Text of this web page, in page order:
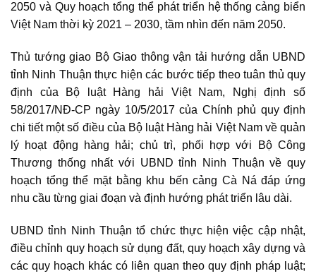
2050 và Quy hoạch tổng thể phát triển hệ thốngcảng biển
Việt Nam thời kỳ 2021 – 2030, tầm nhìn đến năm 2050.
Thủ tướng giao Bộ Giao thông vận tải hướng dẫn UBND
tỉnh Ninh Thuận thực hiện các bước tiếp theo tuân thủ quy
định của Bộ luật Hàng hải Việt Nam, Nghị định số
58/2017/NĐ-CP ngày 10/5/2017 của Chính phủ quy định
chi tiết một số điều của Bộ luật Hàng hải Việt Nam về quản
lý hoạt động hàng hải; chủ trì, phối hợp với Bộ Công
Thương thống nhất với UBND tỉnh Ninh Thuận về quy
hoạch tổng thể mặt bằng khu bến cảng Cà Ná đáp ứng
nhu cầu từng giai đoạn và định hướng phát triển lâu dài.
UBNDtỉnh Ninh Thuận tổ chức thực hiện việc cập nhật,
điều chỉnh quy hoạch sử dụng đất, quy hoạch xây dựng và
các quy hoạch khác có liên quan theo quy định pháp luật;